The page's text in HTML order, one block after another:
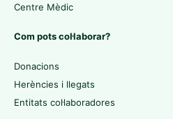
Centre Mèdic
Com pots col·laborar?
Donacions
Herències i llegats
Entitats col·laboradores